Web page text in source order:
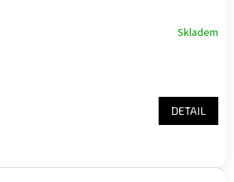
Skladem
DETAIL